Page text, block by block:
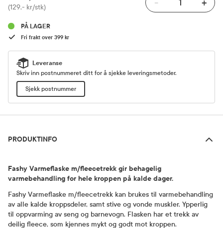
Pris
(129,- kr/stk) - +
PÅ LAGER
Fri frakt over 399 kr
Leveranse
Skriv inn postnummeret ditt for å sjekke leveringsmetoder.
Sjekk postnummer
PRODUKTINFO
Fashy Varmeflaske m/fleecetrekk gir behagelig
varmebehandling for hele kroppen på kalde dager.
Fashy Varmeflaske m/fleecetrekk kan brukes til varmebehandling
av alle kalde kroppsdeler, samt stive og vonde muskler. Ypperlig
til oppvarming av seng og barnevogn. Flasken har et trekk av
deilig fleece, som kjennes mykt og godt mot kroppen.